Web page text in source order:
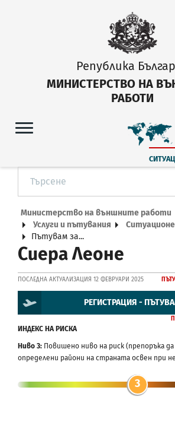
Република
МИНИСТЕРСТВО НА
РАБОТИ
Министерство на външните работи
Услуги и пътувания
Пътувам за...
Сиера Леоне
ПОСЛЕДНА АКТУАЛИЗАЦИЯ 12 ФЕВРУАРИ 2025
РЕГИСТРАЦИЯ -
ИНДЕКС НА РИСКА
Ниво 3: Повишено ниво на риск (препоръка
определени райони на страната освен при
3